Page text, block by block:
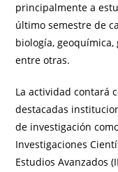
principalmente a
último semestre de
biología,
entre otras.
La actividad contará
destacadas
de investigación
Investigaciones
Estudios Avanzados